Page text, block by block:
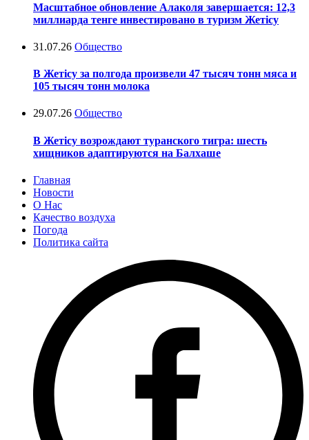
Масштабное обновление Алаколя завершается: 12,3
миллиарда тенге инвестировано в туризм Жетісу
31.07.26 Общество
В Жетісу за полгода произвели 47 тысяч тонн мяса и
105 тысяч тонн молока
29.07.26 Общество
В Жетісу возрождают туранского тигра: шесть
хищников адаптируются на Балхаше
Главная
Новости
О Нас
Качество воздуха
Погода
Политика сайта